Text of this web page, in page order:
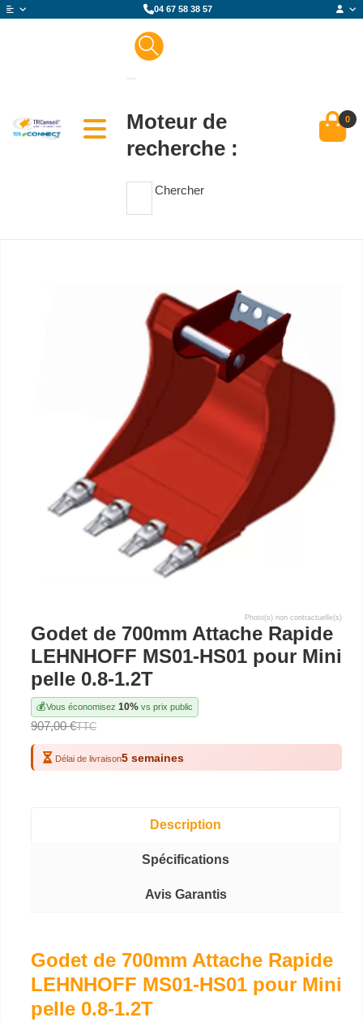
04 67 58 38 57
Moteur de
recherche :
Chercher
0
Photo(s) non contractuelle(s)
Godet de 700mm Attache Rapide
LEHNHOFF MS01-HS01 pour Mini
pelle 0.8-1.2T
💰Vous économisez 10% vs prix public
907,00 €TTC
Délai de livraison5 semaines
Description
Spécifications
Avis Garantis
Godet de 700mm Attache Rapide
LEHNHOFF MS01-HS01 pour Mini
pelle 0.8-1.2T